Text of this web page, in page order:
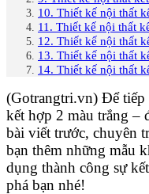
10. Thiết kế nội thất
11. Thiết kế nội thất
12. Thiết kế nội thất
13. Thiết kế nội thất
14. Thiết kế nội thất
(Gotrangtri.vn) Để
kết hợp 2 màu trắng –
bài viết trước, chuyên
bạn thêm những mẫu
dụng thành công sự
phá bạn nhé!